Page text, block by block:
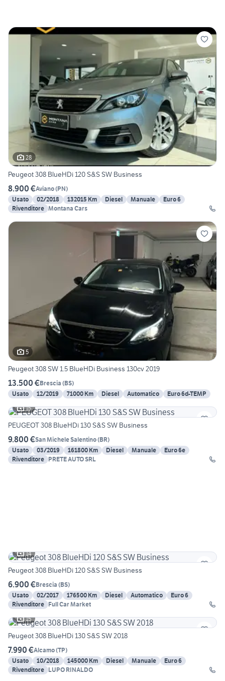
28
Peugeot 308 BlueHDi 120 S&S SW Business
8.900 €Aviano(PN)
Usato
02/2018 132015 Km Diesel Manuale
Euro 6
Rivenditore Montana Cars
5
Peugeot 308 SW 1.5 BlueHDi Business 130cv 2019
13.500 €Brescia (BS)
Usato
12/2019 71000 Km Diesel Automatico
Euro 6d-TEMP
15
PEUGEOT 308 BlueHDi 130 S&S SW Business
9.800 €San Michele Salentino(BR)
Usato
03/2019 161800 Km Diesel Manuale
Euro 6e
Rivenditore PRETE AUTO SRL
14
Peugeot 308 BlueHDi 120 S&S SW Business
6.900 €Brescia (BS)
Usato
02/2017 176500 Km Diesel Automatico
Euro 6
Rivenditore Full Car Market
15
Peugeot 308 BlueHDi 130 S&S SW 2018
7.990 €Alcamo(TP)
Usato
10/2018 145000 Km Diesel Manuale
Euro 6
Rivenditore LUPO RINALDO